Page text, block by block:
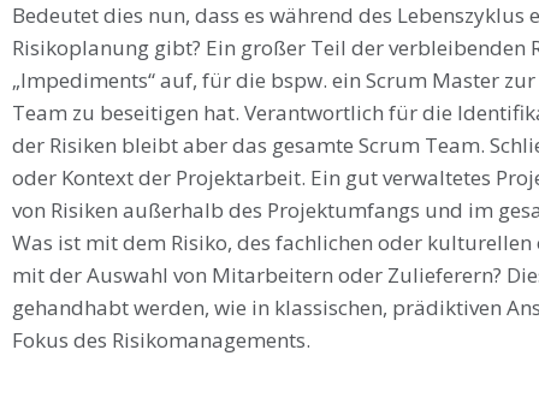
Bedeutet dies nun, dass es während des
Risikoplanung gibt? Ein großer Teil der verbleibenden
„Impediments“ auf, für die bspw. ein Scrum Master
Team zu beseitigen hat. Verantwortlich für die
der Risiken bleibt aber das gesamte Scrum Team.
oder Kontext der Projektarbeit. Ein gut verwaltetes
von Risiken außerhalb des Projektumfangs und im
Was ist mit dem Risiko, des fachlichen oder
mit der Auswahl von Mitarbeitern oder Zulieferern?
gehandhabt werden, wie in klassischen, prädiktiven
Fokus des Risikomanagements.